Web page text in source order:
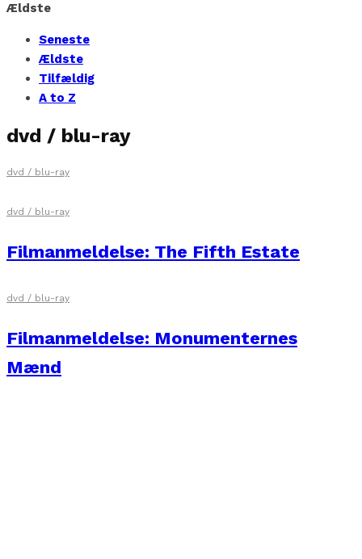
Ældste
Seneste
Ældste
Tilfældig
A to Z
dvd / blu-ray
dvd / blu-ray
dvd / blu-ray
Filmanmeldelse: The Fifth Estate
dvd / blu-ray
Filmanmeldelse: Monumenternes
Mænd